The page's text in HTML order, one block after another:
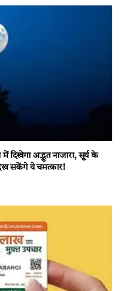
अद्भुत नाजारा, सूर्य के
सकेंगे ये चमत्कार!